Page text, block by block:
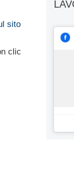
sito
clic